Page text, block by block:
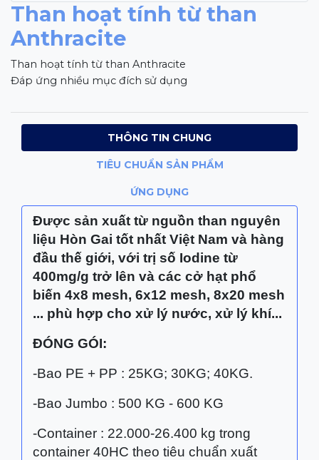
Than hoạt tính từ than
Anthracite
Than hoạt tính từ than Anthracite
Đáp ứng nhiều mục đích sử dụng
THÔNG TIN CHUNG
TIÊU CHUẨN SẢN PHẨM
ỨNG DỤNG
Được sản xuất từ nguồn than nguyên
liệu Hòn Gai tốt nhất Việt Nam và hàng
đầu thế giới, với trị số Iodine từ
400mg/g trở lên và các cở hạt phổ
biến 4x8 mesh, 6x12 mesh, 8x20 mesh
... phù hợp cho xử lý nước, xử lý khí...
ĐÓNG GÓI:
-Bao PE + PP : 25KG; 30KG; 40KG.
-Bao Jumbo : 500 KG - 600 KG
-Container : 22.000-26.400 kg trong
container 40HC theo tiêu chuẩn xuất